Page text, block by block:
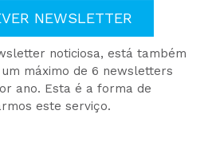
NEWSLETTER
noticiosa, está também
máximo de 6 newsletters
ano. Esta é a forma de
este serviço.